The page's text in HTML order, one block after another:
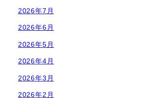
2026年7月
2026年6月
2026年5月
2026年4月
2026年3月
2026年2月